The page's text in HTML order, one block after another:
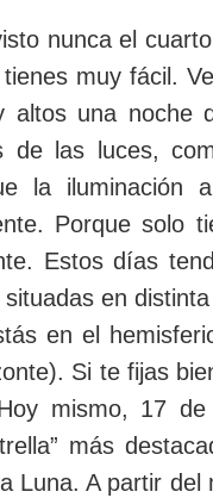
nunca el
muy fácil.
altos una
de las luces,
la iluminación
Porque solo
Estos días
en
en el
Si te fijas
mismo, 17
más
la Luna. Apartir del